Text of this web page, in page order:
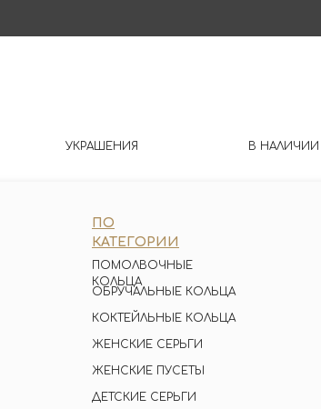
УКРАШЕНИЯ В НАЛИЧИИ
ПО
КАТЕГОРИИ
ПОМОЛВОЧНЫЕ
КОЛЬЦА
ОБРУЧАЛЬНЫЕ КОЛЬЦА
ЖЕНСКИЕ СЕРЬГИ
КОКТЕЙЛЬНЫЕ КОЛЬЦА
ЖЕНСКИЕ ПУСЕТЫ
ДЕТСКИЕ СЕРЬГИ